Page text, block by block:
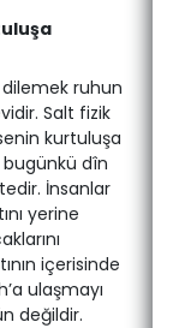
dilemek ruhun
Salt fizik
kurtuluşa
bugünkü dîn
İnsanlar
yerine
içerisinde
ulaşmayı
değildir.